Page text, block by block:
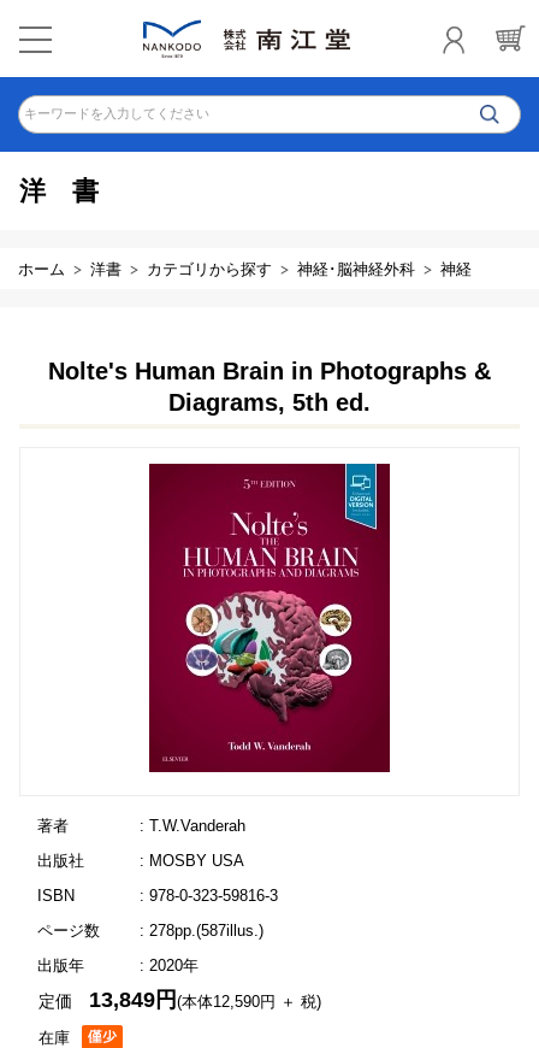
キーワードを入力してください
洋書
ホーム 洋書 カテゴリから探す 神経･脳神経外科 神経
Nolte's Human Brain in Photographs &
Diagrams, 5th ed.
著者
: T.W.Vanderah
出版社
: MOSBY USA
ISBN
: 978-0-323-59816-3
ページ数
: 278pp.(587illus.)
出版年
: 2020年
在庫
定価 13,849円(本体12,590円 ＋ 税)